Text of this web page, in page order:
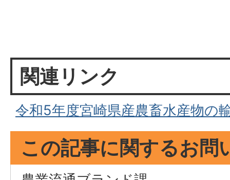
関連リンク
令和5年度宮崎県産農畜水産物の
この記事に関するお問